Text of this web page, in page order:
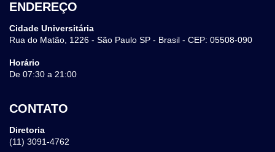
ENDEREÇO
Cidade Universitária
Rua do Matão, 1226 - São Paulo SP - Brasil - CEP: 05508-090
Horário
De 07:30 a 21:00
CONTATO
Diretoria
(11) 3091-4762